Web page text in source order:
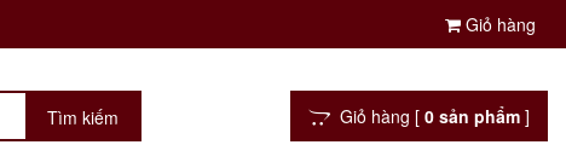
Giỏ hàng
Giỏ hàng [ 0 sản phẩm ]